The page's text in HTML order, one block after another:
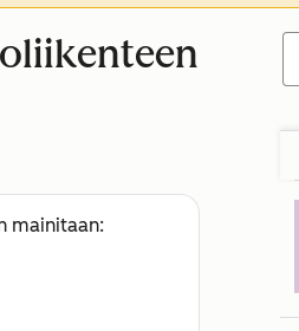
mainitaan: